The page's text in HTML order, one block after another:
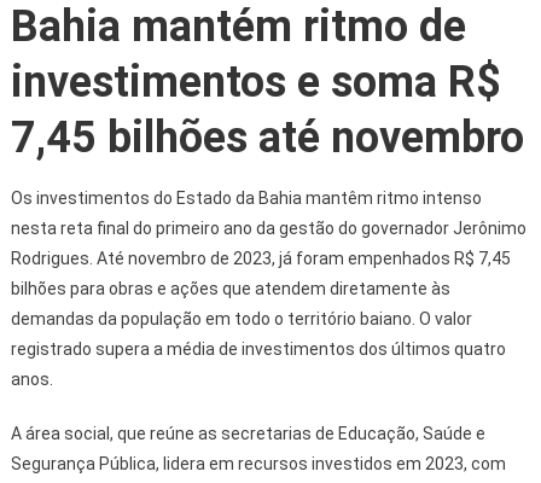
Bahia mantém ritmo de
investimentos e soma R$
7,45 bilhões até novembro
Os investimentos do Estado da Bahia mantêm ritmo intenso
nesta reta final do primeiro ano da gestão do governador Jerônimo
Rodrigues. Até novembro de 2023, já foram empenhados R$ 7,45
bilhões para obras e ações que atendem diretamente às
demandas da população em todo o território baiano. O valor
registrado supera a média de investimentos dos últimos quatro
anos.
A área social, que reúne as secretarias de Educação, Saúde e
Segurança Pública, lidera em recursos investidos em 2023, com